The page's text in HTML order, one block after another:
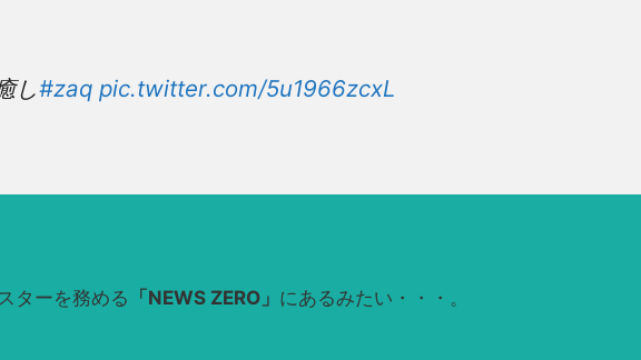
し#zaq pic.twitter.com/5u1966zcxL
ターを務める 「NEWS ZERO」 にあるみたい・・・。